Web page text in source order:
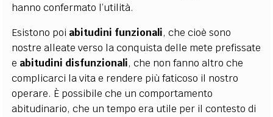
hanno confermato l’utilità.
Esistono poi abitudini funzionali, che cioè sono
nostre alleate verso la conquista delle mete prefissate
e abitudini disfunzionali, che non fanno altro che
complicarci la vita e rendere più faticoso il nostro
operare. È possibile che un comportamento
abitudinario, che un tempo era utile per il contesto di